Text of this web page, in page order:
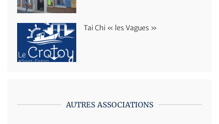
Tai Chi « les Vagues »
AUTRES ASSOCIATIONS